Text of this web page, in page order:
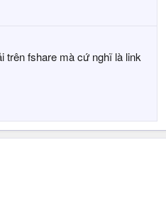
trên fshare mà cứ nghĩ là link